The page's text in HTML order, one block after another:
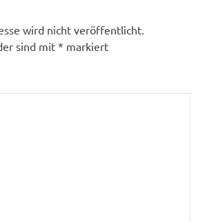
wird nicht veröffentlicht.
sind mit * markiert